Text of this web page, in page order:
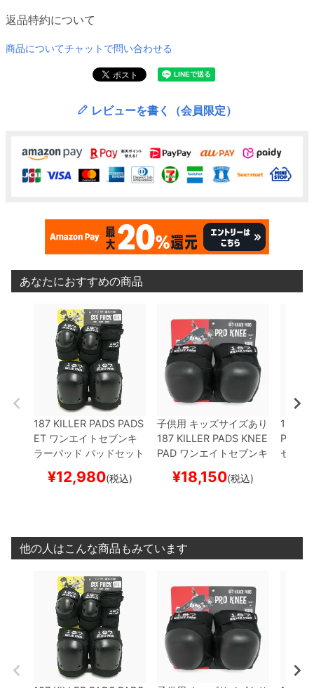
返品特約について
商品についてチャットで問い合わせる
レビューを書く（会員限定）
あなたにおすすめの商品
187 KILLER PADS PADS
ET ワンエイトセブンキ
ラーパッド パッドセット
ADULT SIX PACK
クター セーフティーギア
¥12,980(税込)
子供用 キッズサイズあり
187 KILLER PADS KNEE
PAD ワンエイトセブンキ
ラーパッド ニーパッド
（ひざ）PRO KNEE PA
¥18,150(税込)
187
PAD
セブン
他の人はこんな商品もみています